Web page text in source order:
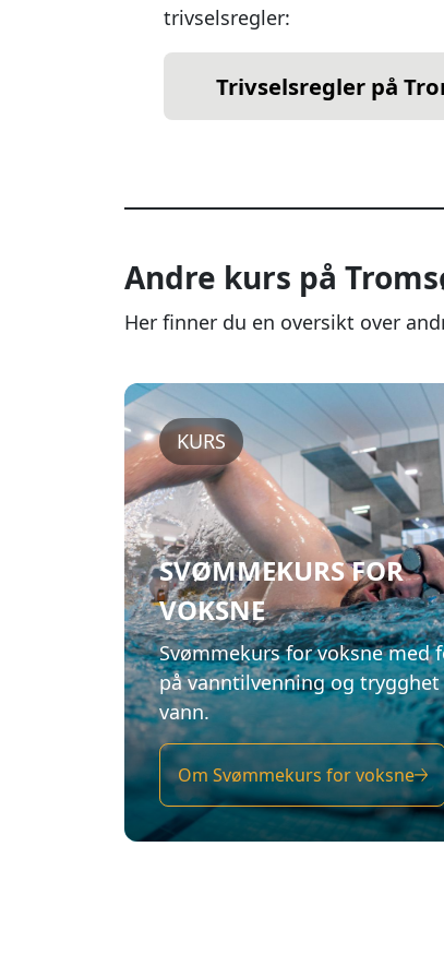
trivselsregler:
Trivselsregler på
Andre kurs på
Her finner du en oversikt over
KURS
SVØMMEKURS FOR
VOKSNE
Svømmekurs for voksne med
på vanntilvenning og
vann.
Om Svømmekurs for voksne